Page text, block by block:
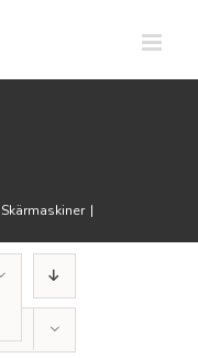
Skärmaskiner |